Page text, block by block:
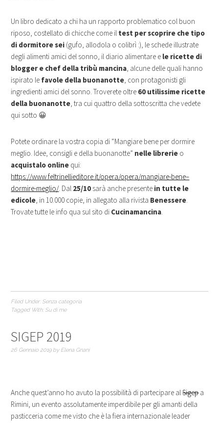
Un libro dedicato a chi ha un rapporto problematico col buon
riposo, costellato di chicche come il test per scoprire che tipo
di dormitore sei (gufo, allodola o colibrì :), le schede illustrate
degli alimenti amici del sonno, il diario alimentare e le ricette di
blogger e chef della tribù mancina, alcune delle quali hanno
ispirato le favole della buonanotte, con protagonisti gli
ingredienti amici del sonno. Troverete oltre 60 utilissime ricette
della buonanotte, tra cui quattro della sottoscritta che vedete
qui sotto 😀
Potete ordinare la vostra copia di “Mangiare bene per dormire
meglio. Idee, consigli e della buonanotte” nelle librerie o
acquistalo online qui:
https://www.feltrinellieditore.it/opera/opera/mangiare-bene–
dormire-meglio/. Dal 25/10 sarà anche presente in tutte le
edicole, in 10.000 copie, in allegato alla rivista Benessere.
Trovate tutte le info qua sul sito di Cucinamancina.
Filed Under: Senza categoria
Tagged With: Su di me
SIGEP 2019
26 Gennaio 2019by Elena Gnani
Anche quest’anno ho avuto la possibilità di partecipare alSigepa
Rimini, un evento assolutamente imperdibile per gli amanti della
pasticceria come me visto che è la fiera internazionale leader